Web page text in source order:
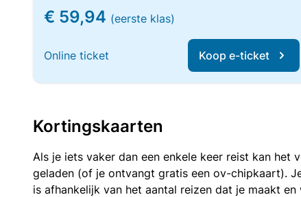
€ 59,94 (eerste klas)
Online ticket Koop e-ticket
Kortingskaarten
Als je iets vaker dan een enkele keer reist kan
geladen (of je ontvangt gratis een ov-chipkaart).
is afhankelijk van het aantal reizen dat je maakt